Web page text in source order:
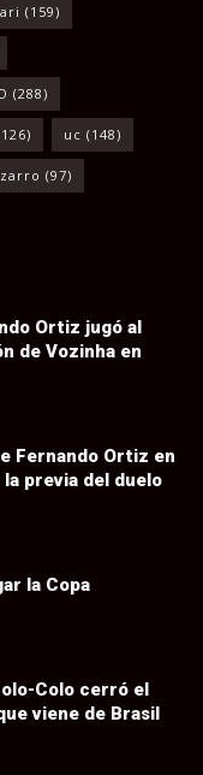
(159)
(288)
uc (148)
(97)
Ortiz jugó al
de Vozinha en
Fernando Ortiz en
previa del duelo
la Copa
Colo cerró el
viene de Brasil